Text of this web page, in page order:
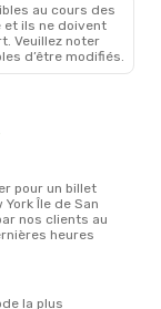
au cours des
et ils ne doivent
Veuillez noter
d’être modifiés.
Île de San
nos clients au
heures